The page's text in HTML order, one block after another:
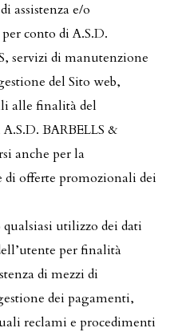
assistenza e/o
conto di A.S.D.
servizi di manutenzione
del Sito web,
alle finalità del
BARBELLS &
anche per la
di offerte promozionali dei
qualsiasi utilizzo dei dati
per finalità
di mezzi di
dei pagamenti,
reclami e procedimenti